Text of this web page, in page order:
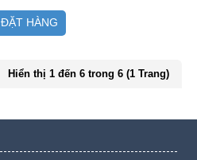
ĐẶT HÀNG
Hiển thị 1 đến 6 trong 6 (1 Trang)